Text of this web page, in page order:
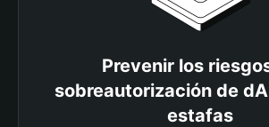
Prevenir los
sobreautorización de
estafas